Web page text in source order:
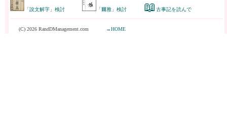
「說文解字」検討 「爾雅」検討 📖 古事記を読んで
(C) 2026 RandDManagement.com →HOME